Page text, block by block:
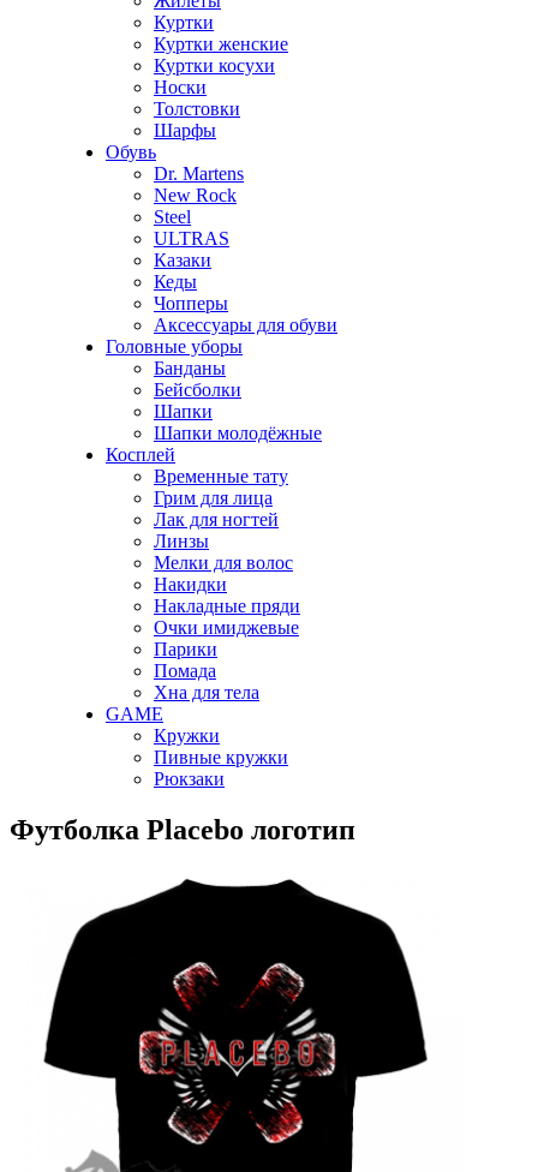
Куртки
Куртки женские
Куртки косухи
Носки
Толстовки
Шарфы
Обувь
Dr. Martens
New Rock
Steel
ULTRAS
Казаки
Кеды
Чопперы
Аксессуары для обуви
Головные уборы
Банданы
Бейсболки
Шапки
Шапки молодёжные
Косплей
Временные тату
Грим для лица
Лак для ногтей
Линзы
Мелки для волос
Накидки
Накладные пряди
Очки имиджевые
Парики
Помада
Хна для тела
GAME
Кружки
Пивные кружки
Рюкзаки
Футболка Placebo логотип